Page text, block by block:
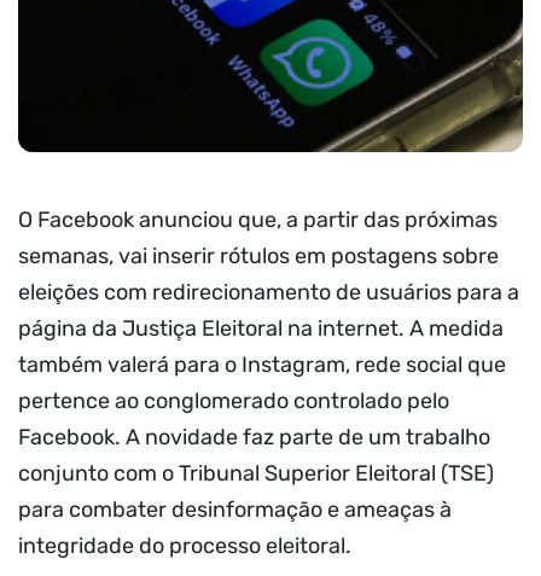
O Facebook anunciou que, a partir das próximas
semanas, vai inserir rótulos em postagens sobre
eleições com redirecionamento de usuários para a
página da Justiça Eleitoral na internet. A medida
também valerá para o Instagram, rede social que
pertence ao conglomerado controlado pelo
Facebook. A novidade faz parte de um trabalho
conjunto com o Tribunal Superior Eleitoral (TSE)
para combater desinformação e ameaças à
integridade do processo eleitoral.